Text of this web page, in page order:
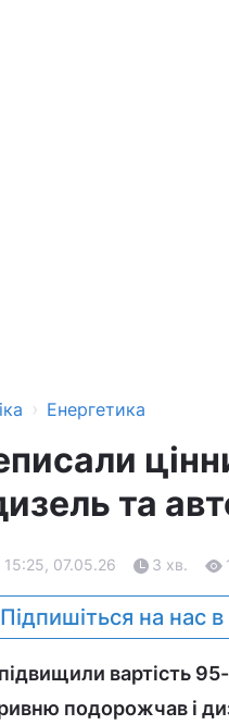
› Енергетика
та
15:25, 07.05.26 3 хв.
Підпишіться на нас
вартість
подорожчав і